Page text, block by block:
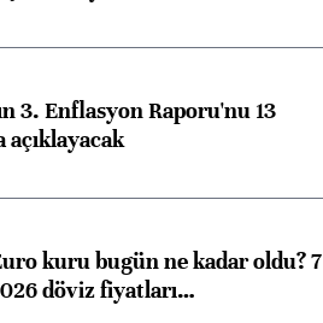
3. Enflasyon Raporu'nu 13
açıklayacak
kuru bugün ne kadar oldu? 7
döviz fiyatları…